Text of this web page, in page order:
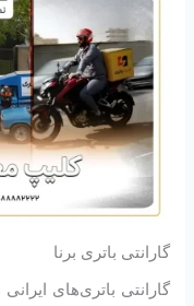
گارانتی باتری برنا
گارانتی باتری‌های